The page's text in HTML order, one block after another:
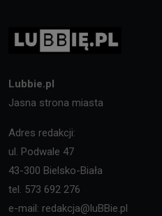
Lubbie.pl
Jasna strona miasta
Adres redakcji:
ul. Podwale 47
43-300 Bielsko-Biała
tel. 573 692 276
e-mail: redakcja@luBBie.pl